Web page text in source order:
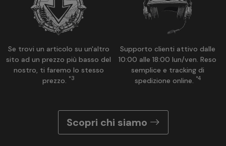
Se trovi un articolo su un'altro
sito ad un prezzo più basso del
nostro, ti faremo lo stesso
prezzo. *3
Supporto clienti attivo dalle
10:00 alle 18:00 lun/ven. Reso
semplice e tracking di
spedizione online. *4
Scopri chi siamo